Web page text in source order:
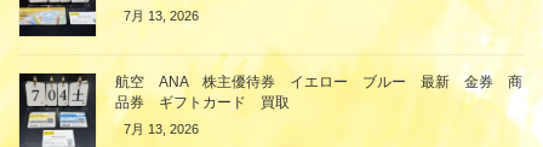
7月 13, 2026
航空 ANA 株主優待券 イエロー ブルー 最新 金券 商
品券 ギフトカード 買取
7月 13, 2026